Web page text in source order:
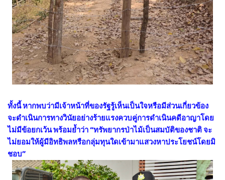
ทั้งนี้ หากพบว่ามีเจ้าหน้าที่ของรัฐรู้เห็นเป็นใจหรือมีส่วนเกี่ยวข้อง
จะดำเนินการทางวินัยอย่างร้ายแรงควบคู่การดำเนินคดีอาญาโดย
ไม่มีข้อยกเว้น พร้อมย้ำว่า “ทรัพยากรป่าไม้เป็นสมบัติของชาติ จะ
ไม่ยอมให้ผู้มีอิทธิพลหรือกลุ่มทุนใดเข้ามาแสวงหาประโยชน์โดยมิ
ชอบ”